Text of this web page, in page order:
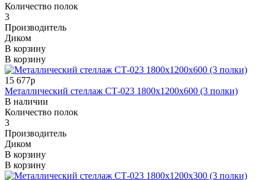
Количество полок
3
Производитель
Диком
В корзину
В корзину
15 677р
Металлический стеллаж СТ-023 1800x1200x600 (3 полки)
В наличии
Количество полок
3
Производитель
Диком
В корзину
В корзину